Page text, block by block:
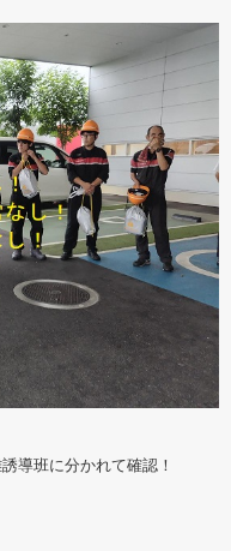
導班に分かれて確認！